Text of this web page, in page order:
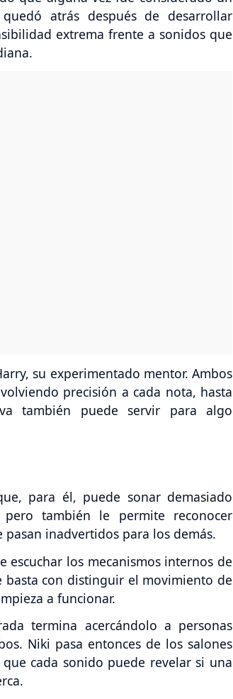
atrás después de desarrollar
extrema frente a sonidos que
su experimentado mentor. Ambos
precisión a cada nota, hasta
también puede servir para algo
para él, puede sonar demasiado
también le permite reconocer
inadvertidos para los demás.
escuchar los mecanismos internos de
con distinguir el movimiento de
a funcionar.
termina acercándolo a personas
Niki pasa entonces de los salones
cada sonido puede revelar si una